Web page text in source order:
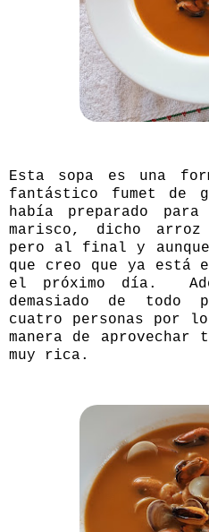
Esta sopa es una
fantástico fumet de
había preparado
marisco, dicho
pero al final y aunque
que creo que ya
el próximo día.
demasiado de todo
cuatro personas por
manera de aprovechar
muy rica.